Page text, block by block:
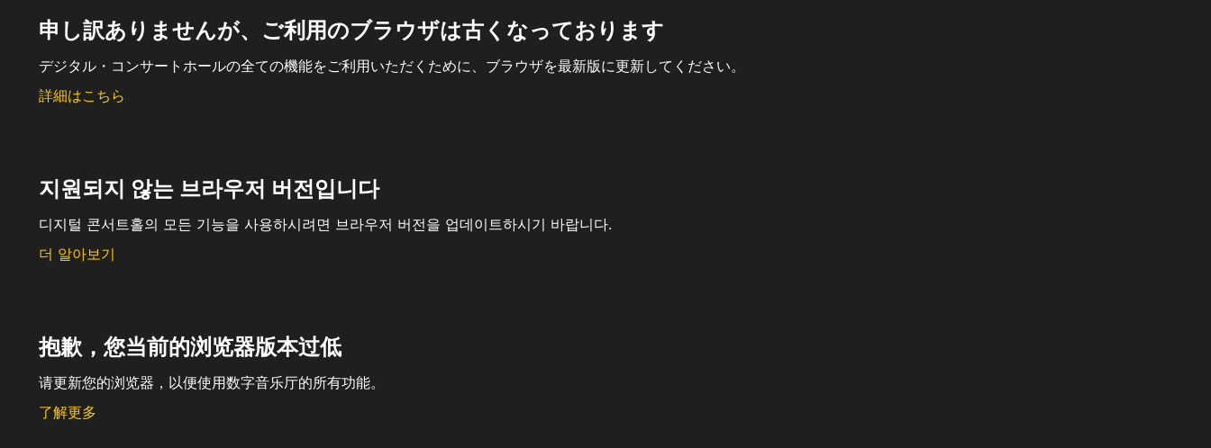
申し訳ありませんが、ご利用のブラウザは古くなっております
デジタル・コンサートホールの全ての機能をご利用いただくために、ブラウザを最新版に更新してください。
詳細はこちら
지원되지 않는 브라우저 버전입니다
디지털 콘서트홀의 모든 기능을 사용하시려면 브라우저 버전을 업데이트하시기 바랍니다.
더 알아보기
抱歉，您当前的浏览器版本过低
请更新您的浏览器，以便使用数字音乐厅的所有功能。
了解更多